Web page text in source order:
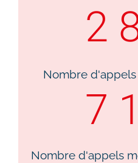
2
Nombre d'appels
7
Nombre d'appels